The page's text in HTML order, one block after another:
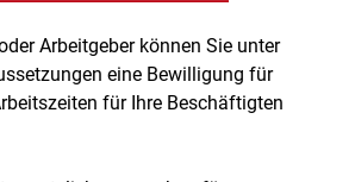
Arbeitgeber können Sie unter
eine Bewilligung für
für Ihre Beschäftigten